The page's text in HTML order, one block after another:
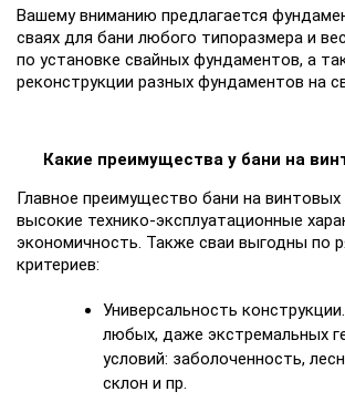
Вашему вниманию предлагается
сваях для бани любого типоразмера и
по установке свайных фундаментов, а
реконструкции разных фундаментов на
Какие преимущества у бани на
Главное преимущество бани на винтовых
высокие технико-эксплуатационные
экономичность. Также сваи выгодны по
критериев:
Универсальность
любых, даже экстремальных
условий: заболоченность,
склон и пр.